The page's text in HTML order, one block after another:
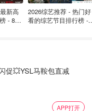
新高
- 8月
2026综艺推荐 - 热门好
看的综艺节目排行榜 -
促💥YSL马鞍包直减
APP打开